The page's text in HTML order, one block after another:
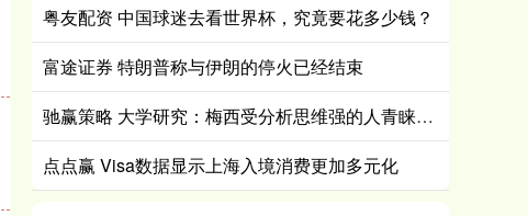
粤友配资 中国球迷去看世界杯，究竟要花多少钱？
富途证券 特朗普称与伊朗的停火已经结束
驰赢策略 大学研究：梅西受分析思维强的人青睐，C罗受高自尊人群喜欢
点点赢 Visa数据显示上海入境消费更加多元化